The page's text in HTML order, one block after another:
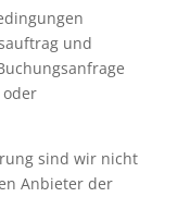
und
sind wir nicht
Anbieter der